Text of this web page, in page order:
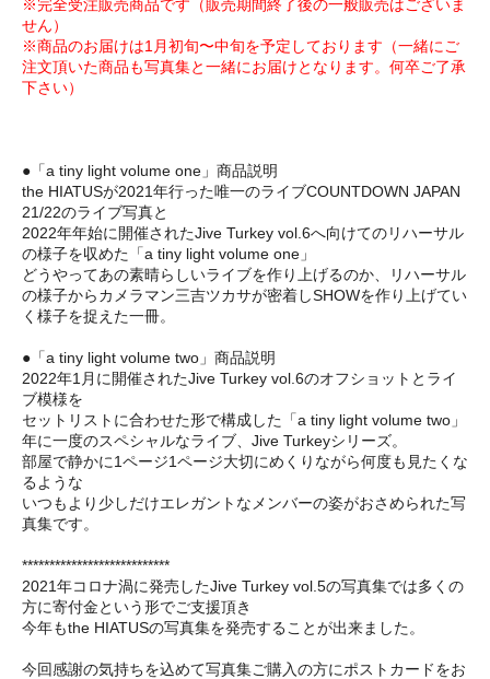
※完全受注販売商品です（販売期間終了後の一般販売はございま
せん）
※商品のお届けは1月初旬〜中旬を予定しております（一緒にご
注文頂いた商品も写真集と一緒にお届けとなります。何卒ご了承
下さい）
●「a tiny light volume one」商品説明
the HIATUSが2021年行った唯一のライブCOUNTDOWN JAPAN
21/22のライブ写真と
2022年年始に開催されたJive Turkey vol.6へ向けてのリハーサル
の様子を収めた「a tiny light volume one」
どうやってあの素晴らしいライブを作り上げるのか、リハーサル
の様子からカメラマン三吉ツカサが密着しSHOWを作り上げてい
く様子を捉えた一冊。
●「a tiny light volume two」商品説明
2022年1月に開催されたJive Turkey vol.6のオフショットとライ
ブ模様を
セットリストに合わせた形で構成した「a tiny light volume two」
年に一度のスペシャルなライブ、Jive Turkeyシリーズ。
部屋で静かに1ページ1ページ大切にめくりながら何度も見たくな
るような
いつもより少しだけエレガントなメンバーの姿がおさめられた写
真集です。
***************************
2021年コロナ渦に発売したJive Turkey vol.5の写真集では多くの
方に寄付金という形でご支援頂き
今年もthe HIATUSの写真集を発売することが出来ました。
今回感謝の気持ちを込めて写真集ご購入の方にポストカードをお